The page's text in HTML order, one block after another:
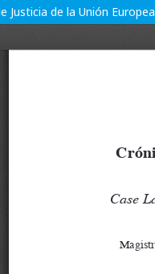
Justicia de la Unión Europea